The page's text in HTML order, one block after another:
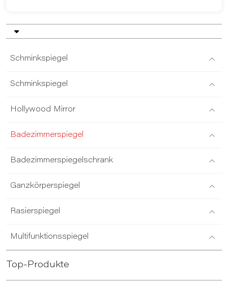
Schminkspiegel
Schminkspiegel
Hollywood Mirror
Badezimmerspiegel
Badezimmerspiegelschrank
Ganzkörperspiegel
Rasierspiegel
Multifunktionsspiegel
Top-Produkte